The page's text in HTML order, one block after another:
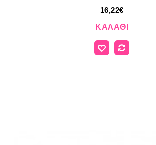
16,22€
ΚΑΛΆΘΙ